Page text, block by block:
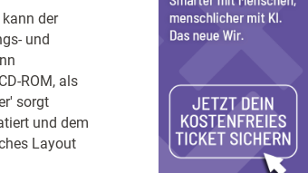
der
und
ROM, als
sorgt
und dem
Layout